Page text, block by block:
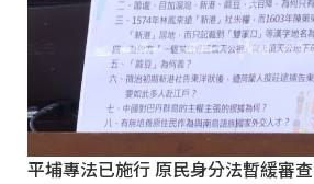
平埔專法已施行 原民身分法暫緩審查